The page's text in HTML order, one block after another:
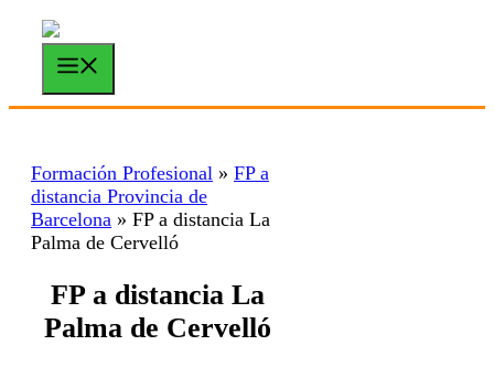
Saltar
contenido
Formación Profesional » FP a
distancia Provincia de
Barcelona » FP a distancia La
Palma de Cervelló
FP a distancia La
Palma de Cervelló